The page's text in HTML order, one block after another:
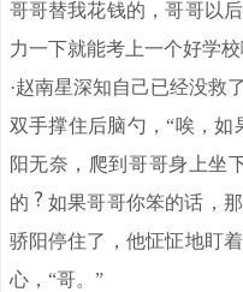
哥哥替我花钱的，哥哥以
力一下就能考上一个好学校
·赵南星深知自己已经没救
双手撑住后脑勺，“唉，如
阳无奈，爬到哥哥身上坐
的
如果哥哥你笨的话，
骄阳停住了，他怔怔地盯
心，“哥。”